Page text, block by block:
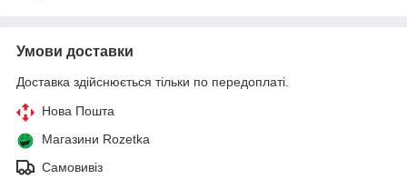
Умови доставки
Доставка здійснюється тільки по передоплаті.
Нова Пошта
Магазини Rozetka
Самовивіз